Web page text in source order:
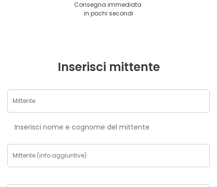
Consegna immediata
in pochi secondi
Inserisci mittente
Inserisci nome e cognome del mittente